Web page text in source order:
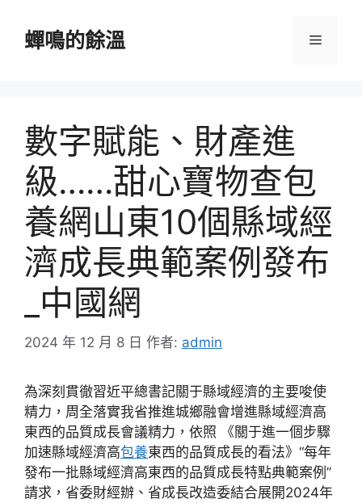
蟬鳴的餘溫 選
數字賦能、財產進
級……甜心寶物查包
養網山東10個縣域經
濟成長典範案例發布
_中國網
2024 年 12 月 8 日 作者: admin
為深刻貫徹習近平總書記關于縣域經濟的主要唆使
精力，周全落實我省推進城鄉融會增進縣域經濟高
東西的品質成長會議精力，依照 《關于進一個步驟
加速縣域經濟高包養東西的品質成長的看法》“每年
發布一批縣域經濟高東西的品質成長特點典範案例”
請求，省委財經辦、省成長改造委結合展開2024年